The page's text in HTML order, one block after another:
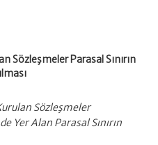
Sözleşmeler Parasal Sınırın
Sözleşmeler
Yer Alan Parasal Sınırın